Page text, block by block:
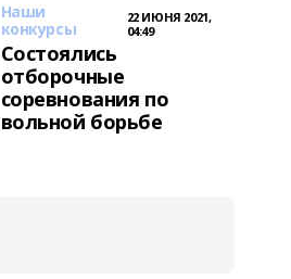
Наши
конкурсы
22 ИЮНЯ 2021,
04:49
Состоялись
отборочные
соревнования по
вольной борьбе